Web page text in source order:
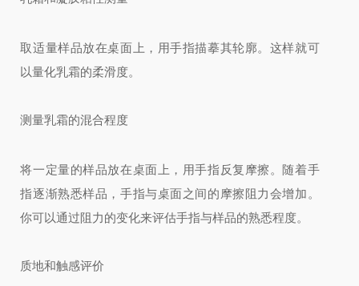
取适量样品放在桌面上，用手指描摹其轮廓。这样就可
以量化乳霜的柔滑度。
测量乳霜的混合程度
将一定量的样品放在桌面上，用手指反复摩擦。随着手
指逐渐熟悉样品，手指与桌面之间的摩擦阻力会增加。
你可以通过阻力的变化来评估手指与样品的熟悉程度。
质地和触感评价